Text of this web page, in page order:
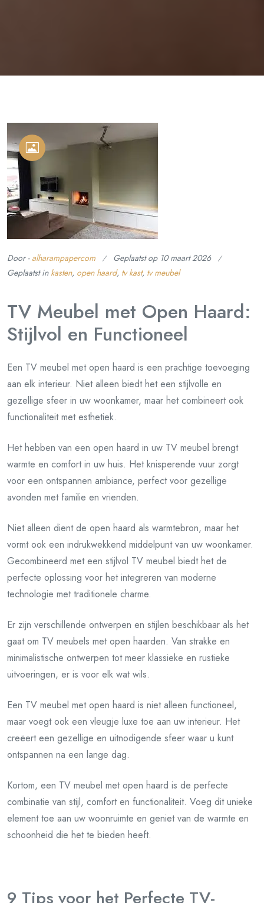
Door - alharampapercom Geplaatst op 10 maart 2026
Geplaatst in kasten, open haard, tv kast, tv meubel
TV Meubel met Open Haard:
Stijlvol en Functioneel
Een TV meubel met open haard is een prachtige toevoeging
aan elk interieur. Niet alleen biedt het een stijlvolle en
gezellige sfeer in uw woonkamer, maar het combineert ook
functionaliteit met esthetiek.
Het hebben van een open haard in uw TV meubel brengt
warmte en comfort in uw huis. Het knisperende vuur zorgt
voor een ontspannen ambiance, perfect voor gezellige
avonden met familie en vrienden.
Niet alleen dient de open haard als warmtebron, maar het
vormt ook een indrukwekkend middelpunt van uw woonkamer.
Gecombineerd met een stijlvol TV meubel biedt het de
perfecte oplossing voor het integreren van moderne
technologie met traditionele charme.
Er zijn verschillende ontwerpen en stijlen beschikbaar als het
gaat om TV meubels met open haarden. Van strakke en
minimalistische ontwerpen tot meer klassieke en rustieke
uitvoeringen, er is voor elk wat wils.
Een TV meubel met open haard is niet alleen functioneel,
maar voegt ook een vleugje luxe toe aan uw interieur. Het
creëert een gezellige en uitnodigende sfeer waar u kunt
ontspannen na een lange dag.
Kortom, een TV meubel met open haard is de perfecte
combinatie van stijl, comfort en functionaliteit. Voeg dit unieke
element toe aan uw woonruimte en geniet van de warmte en
schoonheid die het te bieden heeft.
9 Tips voor het Perfecte TV-